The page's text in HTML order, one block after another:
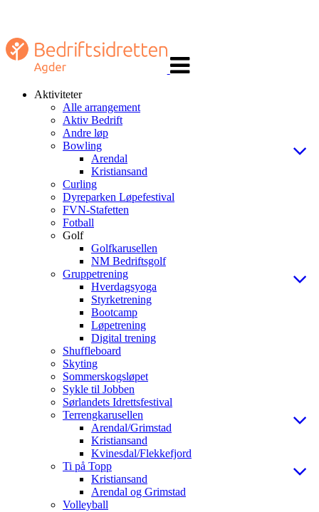
navigasjon
Aktiviteter
Alle arrangement
Aktiv Bedrift
Andre løp
Bowling
Arendal
Kristiansand
Curling
Dyreparken Løpefestival
FVN-Stafetten
Fotball
Golf
Golfkarusellen
NM Bedriftsgolf
Gruppetrening
Hverdagsyoga
Styrketrening
Bootcamp
Løpetrening
Digital trening
Shuffleboard
Skyting
Sommerskogsløpet
Sykle til Jobben
Sørlandets Idrettsfestival
Terrengkarusellen
Arendal/Grimstad
Kristiansand
Kvinesdal/Flekkefjord
Ti på Topp
Kristiansand
Arendal og Grimstad
Volleyball